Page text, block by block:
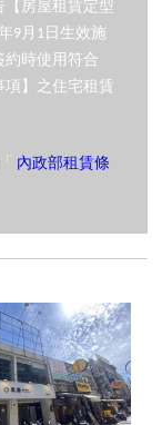
房屋租賃定型
9月1日生效施
約時使用符合
項】之住宅租賃
內政部租賃條